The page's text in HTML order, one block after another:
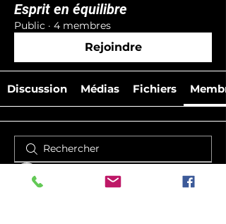
Esprit en équilibre
Public · 4 membres
Rejoindre
Discussion Médias Fichiers
sissy121997sissy121997